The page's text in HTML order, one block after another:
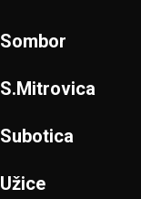
Sombor
S.Mitrovica
Subotica
Užice